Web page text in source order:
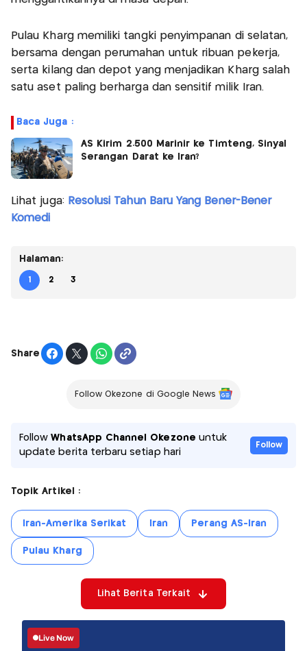
Pulau Kharg memiliki tangki penyimpanan di selatan,
bersama dengan perumahan untuk ribuan pekerja,
serta kilang dan depot yang menjadikan Kharg salah
satu aset paling berharga dan sensitif milik Iran.
Baca Juga :
AS Kirim 2.500 Marinir ke Timteng, Sinyal
Serangan Darat ke Iran?
Lihat juga: Resolusi Tahun Baru Yang Bener-Bener
Komedi
Halaman:
1 2 3
Share
Follow Okezone di Google News
FollowWhatsApp Channel Okezone untuk
update berita terbaru setiap hari
Follow
Topik Artikel :
Iran-Amerika Serikat Iran Perang AS-Iran
Pulau Kharg
Lihat Berita Terkait
Live Now